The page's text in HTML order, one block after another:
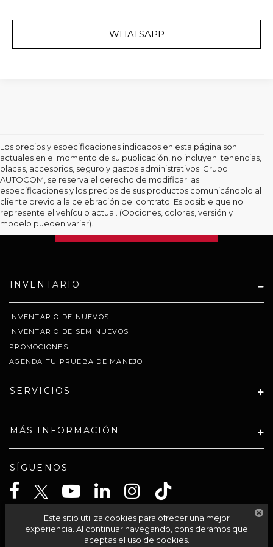
WHATSAPP
Los precios y especificaciones indicados en esta página son
actuales en el momento de su publicación, no incluyen: tenencias,
placas, accesorios, seguro y gastos administrativos. Grupo
AUTOCOM, se reserva el derecho de modificar las
especificaciones y los precios de sus productos comunicándolo al
cliente previo a la celebración del contrato. Es posible que no
represente el vehículo actual. (Opciones, colores, versión y
modelo pueden variar).
INVENTARIO
INVENTARIO DE NUEVOS
INVENTARIO DE SEMINUEVOS
PROMOCIONES
AGENDA TU PRUEBA DE MANEJO
SERVICIOS
MÁS INFORMACIÓN
SÍGUENOS
CELTA SOLUCIONES SA PI DE CV
Este sitio utiliza cookies para ofrecer una mejor
experiencia. Al continuar navegando, consideramos que
aceptas el uso de cookies.